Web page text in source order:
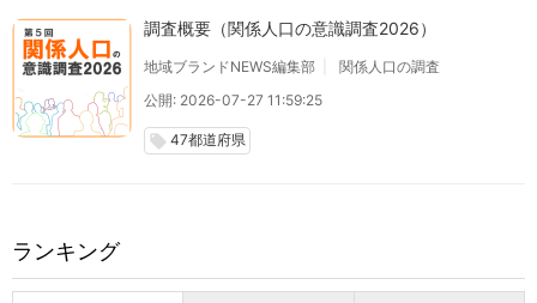
調査概要（関係人口の意識調査2026）
地域ブランドNEWS編集部
関係人口の調査
公開: 2026-07-27 11:59:25
local_offer 47都道府県
ランキング